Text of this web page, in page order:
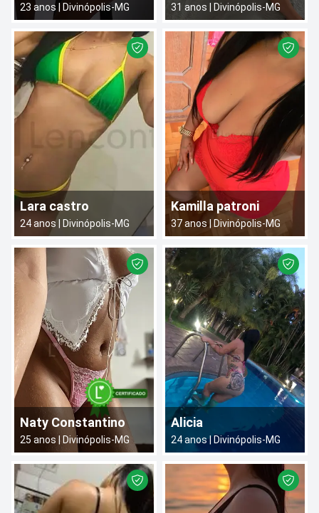
23 anos | Divinópolis-MG 31 anos | Divinópolis-MG
Lara castro
24anos | Divinópolis-MG
Kamilla patroni
37anos | Divinópolis-MG
Naty Constantino
25 anos | Divinópolis-MG
Alicia
24anos | Divinópolis-MG